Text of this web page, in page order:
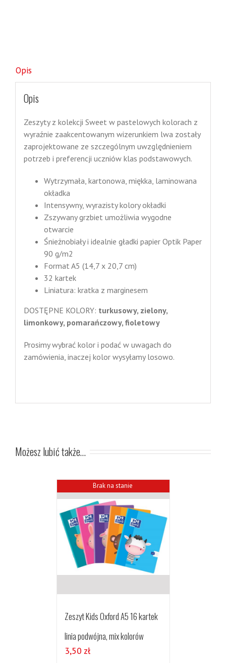
Opis
Opis
Zeszyty z kolekcji Sweet w pastelowych kolorach z
wyraźnie zaakcentowanym wizerunkiem lwa zostały
zaprojektowane ze szczególnym uwzględnieniem
potrzeb i preferencji uczniów klas podstawowych.
Wytrzymała, kartonowa, miękka, laminowana
okładka
Intensywny, wyrazisty kolory okładki
Zszywany grzbiet umożliwia wygodne
otwarcie
Śnieżnobiały i idealnie gładki papier Optik Paper
90 g/m2
Format A5 (14,7 x 20,7 cm)
32 kartek
Liniatura: kratka z marginesem
DOSTĘPNE KOLORY: turkusowy, zielony,
limonkowy, pomarańczowy, fioletowy
Prosimy wybrać kolor i podać w uwagach do
zamówienia, inaczej kolor wysyłamy losowo.
Możesz lubić także…
Brak na stanie
Zeszyt Kids Oxford A5 16 kartek
linia podwójna, mix kolorów
3,50 zł